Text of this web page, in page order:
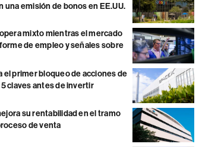
una emisión de bonos en EE.UU.
mixto mientras el mercado
de empleo y señales sobre
el primer bloqueo de acciones de
5 claves antes de invertir
su rentabilidad en el tramo
de venta